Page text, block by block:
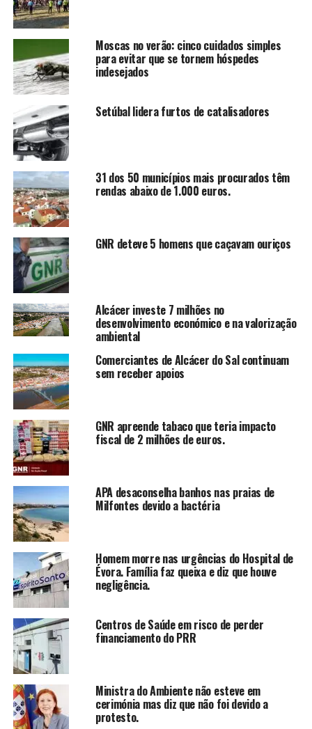
Moscas no verão: cinco cuidados simples
para evitar que se tornem hóspedes
indesejados
Setúbal lidera furtos de catalisadores
31 dos 50 municípios mais procurados têm
rendas abaixo de 1.000 euros.
GNR deteve 5 homens que caçavam ouriços
Alcácer investe 7 milhões no
desenvolvimento económico e na valorização
ambiental
Comerciantes de Alcácer do Sal continuam
sem receber apoios
GNR apreende tabaco que teria impacto
fiscal de 2 milhões de euros.
APA desaconselha banhos nas praias de
Milfontes devido a bactéria
Homem morre nas urgências do Hospital de
Évora. Família faz queixa e diz que houve
negligência.
Centros de Saúde em risco de perder
financiamento do PRR
Ministra do Ambiente não esteve em
cerimónia mas diz que não foi devido a
protesto.